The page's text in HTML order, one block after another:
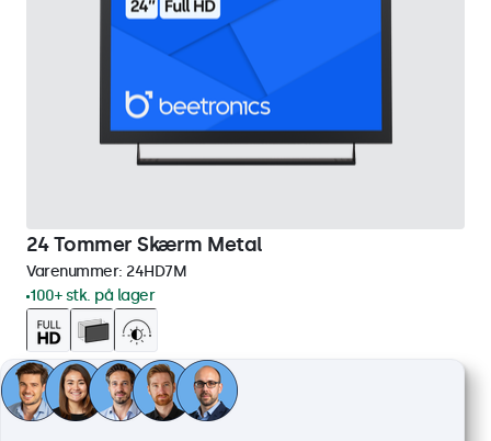
24 Tommer Skærm Metal
Varenummer: 24HD7M
100+ stk. på lager
1920 x 1080 opløsning (Full HD)
HDMI, VGA, BNC og RCA
Montering: skrivebord, indbygget, væg